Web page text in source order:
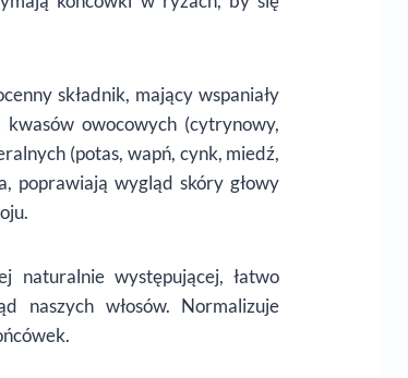
składnik, mający wspaniały
owocowych (cytrynowy,
(potas, wapń, cynk, miedź,
poprawiają wygląd skóry głowy
naturalnie występującej, łatwo
naszych włosów. Normalizuje